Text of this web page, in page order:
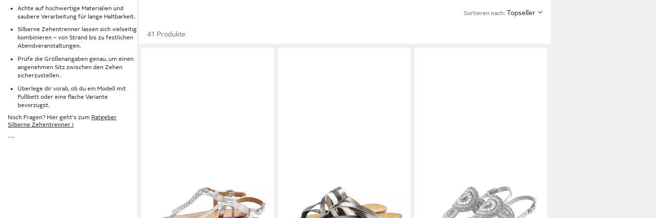
Achte auf hochwertige Materialien und
saubere Verarbeitung für lange Haltbarkeit.
Silberne Zehentrenner lassen sich vielseitig
kombinieren – von Strand bis zu festlichen
Abendveranstaltungen.
Prüfe die Größenangaben genau, um einen
angenehmen Sitz zwischen den Zehen
sicherzustellen.
Überlege dir vorab, ob du ein Modell mit
Fußbett oder eine flache Variante
bevorzugst.
Noch Fragen? Hier geht's zum Ratgeber
Silberne Zehentrenner ›
```
Sortieren nach: Topseller
41 Produkte
VIVANCE BY LASCANA
Sandalette, Sommerschuh, Sandale,
Ledersandale, Zehentrenner NEU aus
Sommerschuh, offener Schuh,
Pantolette, Sandale, Zehentrenner
Sandalette, Sommerschuh, offener
Schuh, Zehentrenner Sandale,